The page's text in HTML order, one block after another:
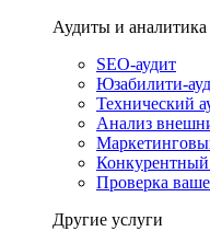
Аудиты и аналитика
SEO-аудит
Юзабилити-
Технический
Анализ
Конкурентный
Проверка
Другие услуги